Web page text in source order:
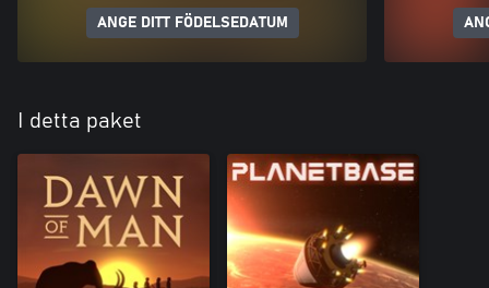
ANGE DITT FÖDELSEDATUM
I detta paket